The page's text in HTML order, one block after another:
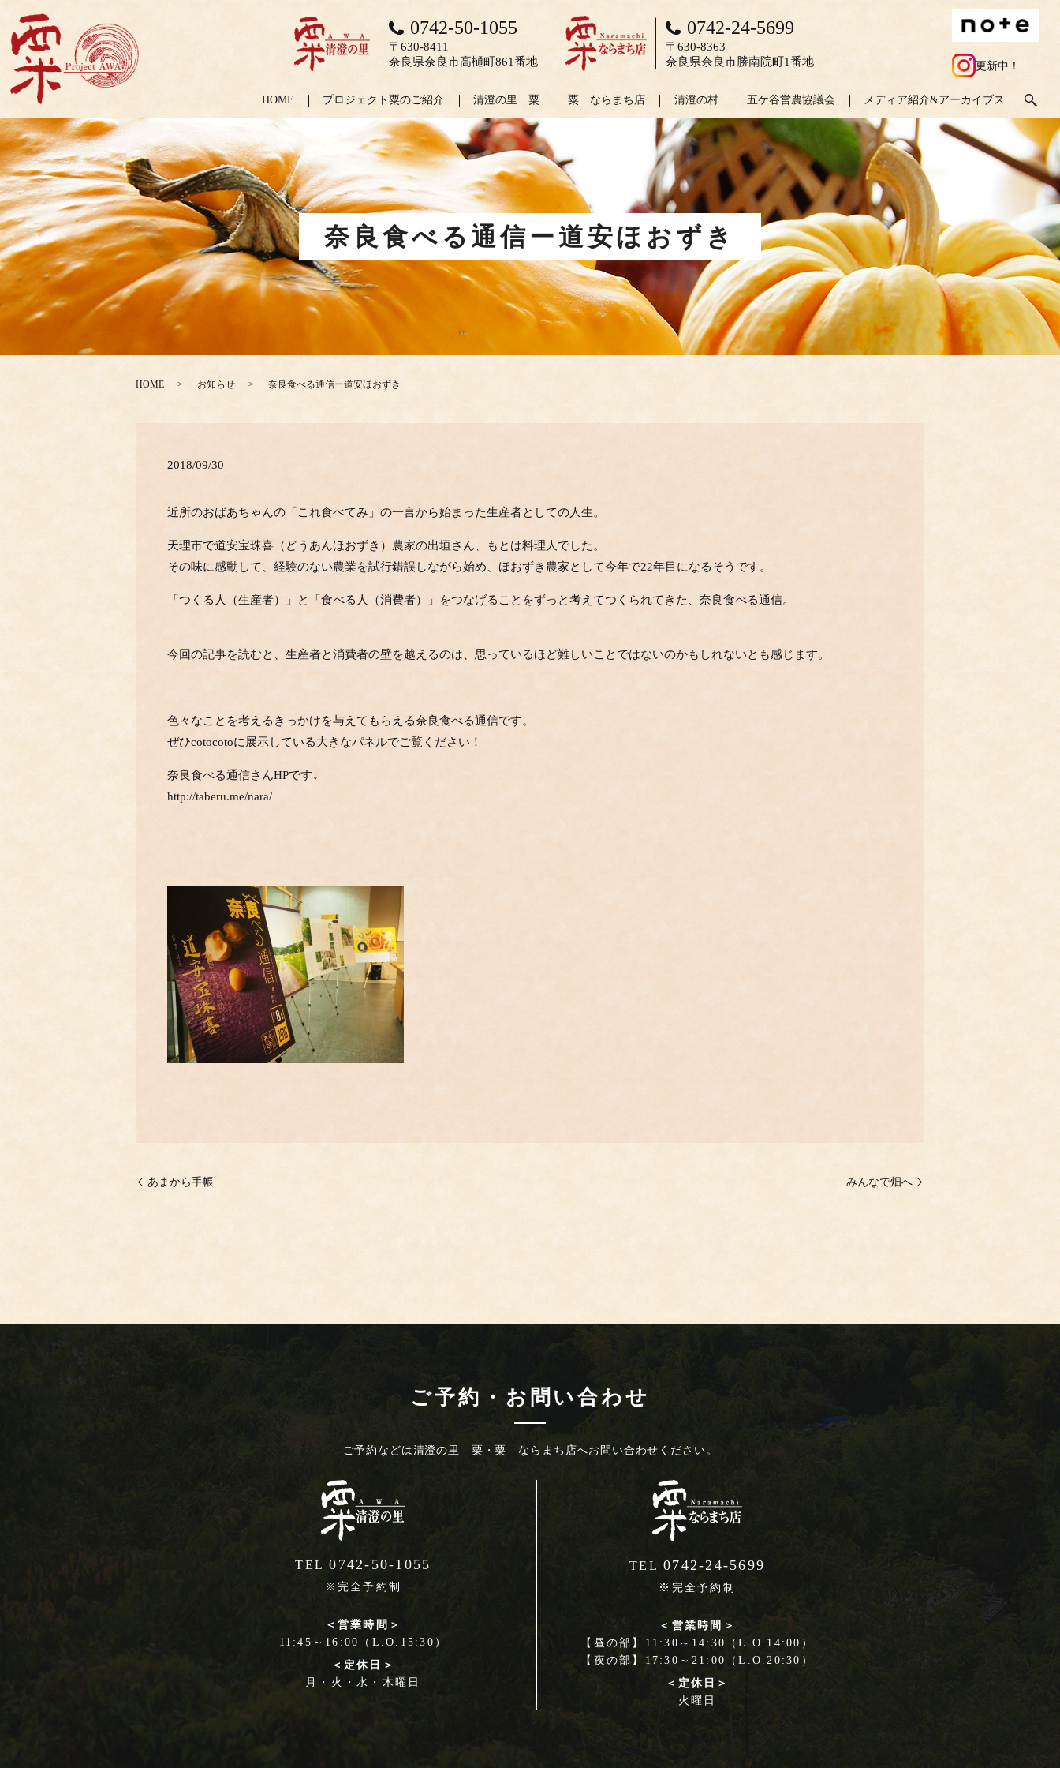
HOME プロジェクト粟のご紹介 清澄の里 粟 粟 ならまち店 清澄の村 五ケ谷営農協議会 メディア紹介&アーカイブス
0742-50-1055
〒630-8411
奈良県奈良市高樋町861番地
0742-24-5699
〒630-8363
奈良県奈良市勝南院町1番地
更新中！
奈良食べる通信ー道安ほおずき
HOME お知らせ 奈良食べる通信ー道安ほおずき
2018/09/30
近所のおばあちゃんの「これ食べてみ」の一言から始まった生産者としての人生。
天理市で道安宝珠喜（どうあんほおずき）農家の出垣さん、もとは料理人でした。
その味に感動して、経験のない農業を試行錯誤しながら始め、ほおずき農家として今年で22年目になるそうです。
「つくる人（生産者）」と「食べる人（消費者）」をつなげることをずっと考えてつくられてきた、奈良食べる通信。
今回の記事を読むと、生産者と消費者の壁を越えるのは、思っているほど難しいことではないのかもしれないとも感じます。
色々なことを考えるきっかけを与えてもらえる奈良食べる通信です。
ぜひcotocotoに展示している大きなパネルでご覧ください！
奈良食べる通信さんHPです↓
http://taberu.me/nara/
あまから手帳 みんなで畑へ
ご予約・お問い合わせ
ご予約などは清澄の里 粟・粟 ならまち店へお問い合わせください。
TEL0742-50-1055
※完全予約制
＜営業時間＞
11:45～16:00（L.O.15:30）
＜定休日＞
月・火・水・木曜日
TEL0742-24-5699
※完全予約制
＜営業時間＞
【昼の部】11:30～14:30（L.O.14:00）
【夜の部】17:30～21:00（L.O.20:30）
＜定休日＞
火曜日